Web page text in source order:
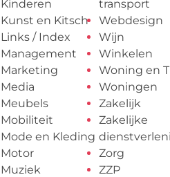
Kinderen
Kunst en Kitsch
Links / Index
Management
Marketing
Media
Meubels
Mobiliteit
Mode en Kleding
Motor
Muziek
transport
Webdesign
Wijn
Winkelen
Woning en
Woningen
Zakelijk
Zakelijke
Zorg
ZZP